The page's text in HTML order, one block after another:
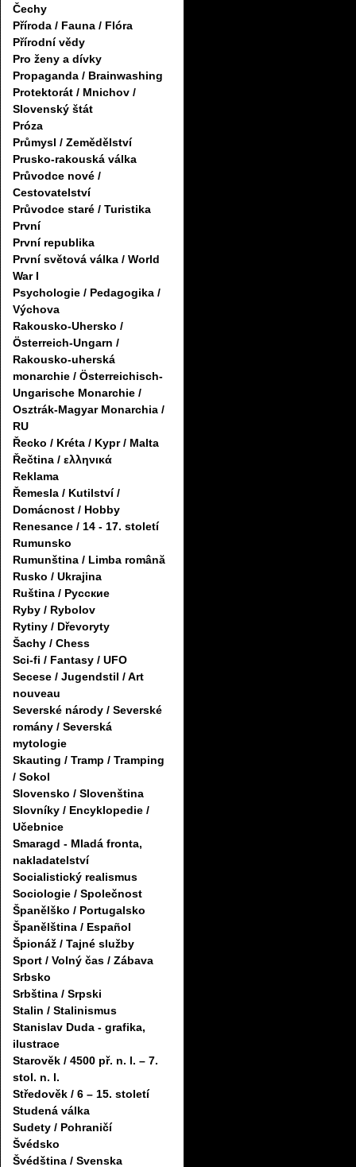
Čechy
Příroda / Fauna / Flóra
Přírodní vědy
Pro ženy a dívky
Propaganda / Brainwashing
Protektorát / Mnichov /
Slovenský štát
Próza
Průmysl / Zemědělství
Prusko-rakouská válka
Průvodce nové /
Cestovatelství
Průvodce staré / Turistika
První
První republika
První světová válka / World
War I
Psychologie / Pedagogika /
Výchova
Rakousko-Uhersko /
Österreich-Ungarn /
Rakousko-uherská
monarchie / Österreichisch-
Ungarische Monarchie /
Osztrák-Magyar Monarchia /
RU
Řecko / Kréta / Kypr / Malta
Řečtina / ελληνικά
Reklama
Řemesla / Kutilství /
Domácnost / Hobby
Renesance / 14 - 17. století
Rumunsko
Rumunština / Limba română
Rusko / Ukrajina
Ruština / Русские
Ryby / Rybolov
Rytiny / Dřevoryty
Šachy / Chess
Sci-fi / Fantasy / UFO
Secese / Jugendstil / Art
nouveau
Severské národy / Severské
romány / Severská
mytologie
Skauting / Tramp / Tramping
/ Sokol
Slovensko / Slovenština
Slovníky / Encyklopedie /
Učebnice
Smaragd - Mladá fronta,
nakladatelství
Socialistický realismus
Sociologie / Společnost
Španělško / Portugalsko
Španělština / Español
Špionáž / Tajné služby
Sport / Volný čas / Zábava
Srbsko
Srbština / Srpski
Stalin / Stalinismus
Stanislav Duda - grafika,
ilustrace
Starověk / 4500 př. n. l. – 7.
stol. n. l.
Středověk / 6 – 15. století
Studená válka
Sudety / Pohraničí
Švédsko
Švédština / Svenska